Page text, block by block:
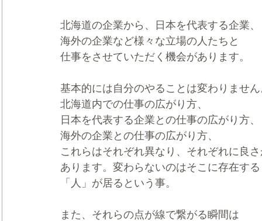
北海道の企業から、日本を代表する企業、
海外の企業など様々な立場の人たちと
仕事をさせていただく機会があります。
基本的には自分のやることは変わりませ
北海道内での仕事の広がり方、
日本を代表する企業との仕事の広がり方、
海外の企業との仕事の広がり方、
これらはそれぞれ異なり、それぞれに良
あります。変わらないのはそこに存在する
「人」が居るという事。
また、それらの点が線で繋がる瞬間は